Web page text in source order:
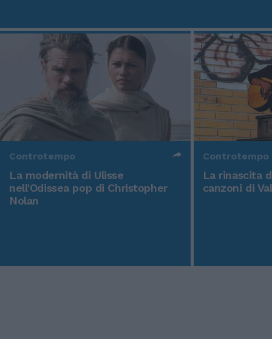
Controtempo
La modernità di Ulisse
nell'Odissea pop di Christopher
Nolan
Controtempo
La rinascita
canzoni di